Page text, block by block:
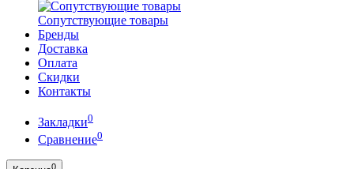
Сопутствующие товары
Бренды
Доставка
Оплата
Скидки
Контакты
Закладки0
Сравнение0
0